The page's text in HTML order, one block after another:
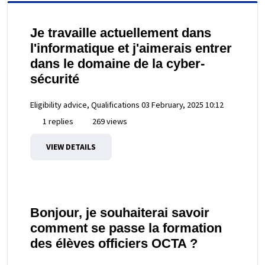
Je travaille actuellement dans
l'informatique et j'aimerais entrer
dans le domaine de la cyber-
sécurité
Eligibility advice, Qualifications 03 February, 2025 10:12
1 replies
269 views
VIEW DETAILS
Bonjour, je souhaiterai savoir
comment se passe la formation
des élèves officiers OCTA ?